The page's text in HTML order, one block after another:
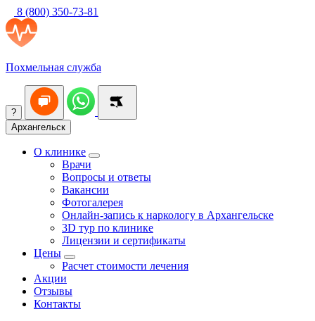
8 (800) 350-73-81
Похмельная служба
?
Архангельск
О клинике
Врачи
Вопросы и ответы
Вакансии
Фотогалерея
Онлайн-запись к наркологу в Архангельске
3D тур по клинике
Лицензии и сертификаты
Цены
Расчет стоимости лечения
Акции
Отзывы
Контакты